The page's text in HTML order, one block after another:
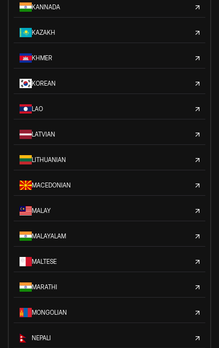
KANNADA
KAZAKH
KHMER
KOREAN
LAO
LATVIAN
LITHUANIAN
MACEDONIAN
MALAY
MALAYALAM
MALTESE
MARATHI
MONGOLIAN
NEPALI